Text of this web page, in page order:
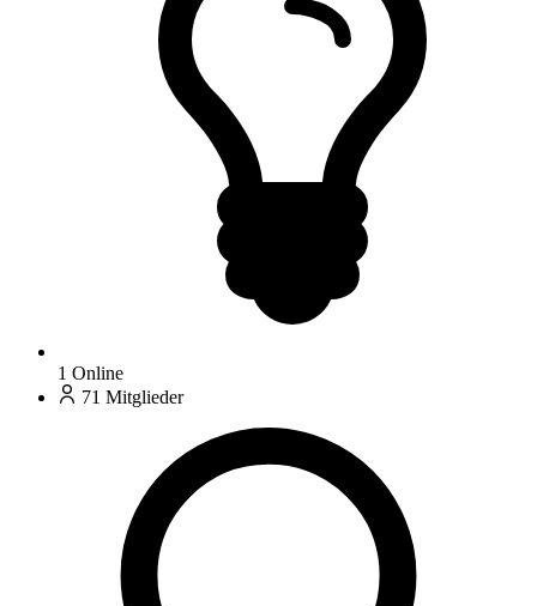
1 Online
71 Mitglieder